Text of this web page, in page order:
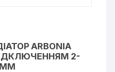
ARBONIA
2-
ММ